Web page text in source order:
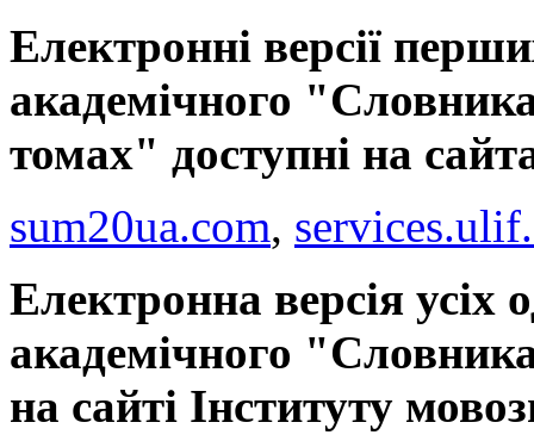
Електронні версії
академічного
томах" доступні на
sum20ua.com,
Електронна версія усіх
академічного
на сайті Інституту